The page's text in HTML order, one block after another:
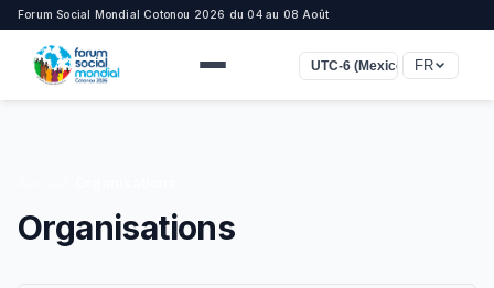
Forum Social Mondial Cotonou 2026 du 04 au 08 Août
UTC-6 (Mexico) FR
Organisations